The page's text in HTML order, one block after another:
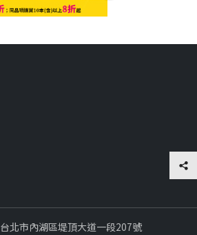
北市內湖區堤頂大道一段207號